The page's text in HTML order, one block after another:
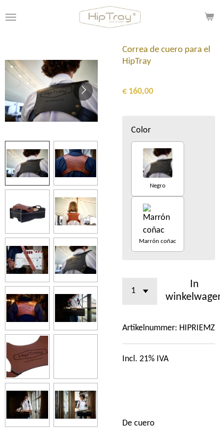
direct
hoofdinhoud
Correa de cuero para el
HipTray
€ 160,00
Color
Negro
Marrón coñac
In
Artikelnummer: HIPRIEMZ
Incl. 21% IVA
De cuero